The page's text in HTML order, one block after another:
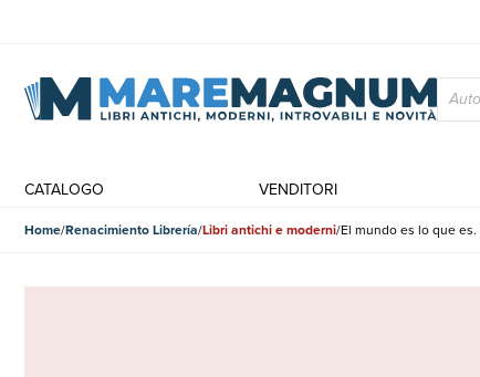
CATALOGO VENDITORI
Home Renacimiento Librería Libri antichi e moderni El mundo es lo que